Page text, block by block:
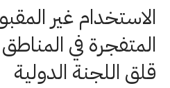
الاستخدام غير
المتفجرة في
قلق اللجنة الدولية